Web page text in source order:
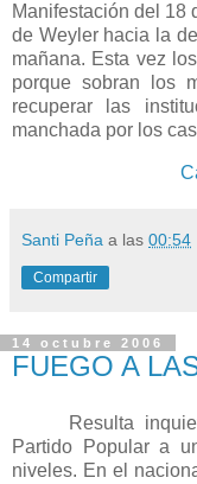
Manifestación del 18
de Weyler hacia la de
mañana. Esta vez
porque sobran los
recuperar las
manchada por los
Santi Peña a las 00:54
Compartir
14 octubre 2006
FUEGO A
Resulta
Partido Popular a
niveles. En el